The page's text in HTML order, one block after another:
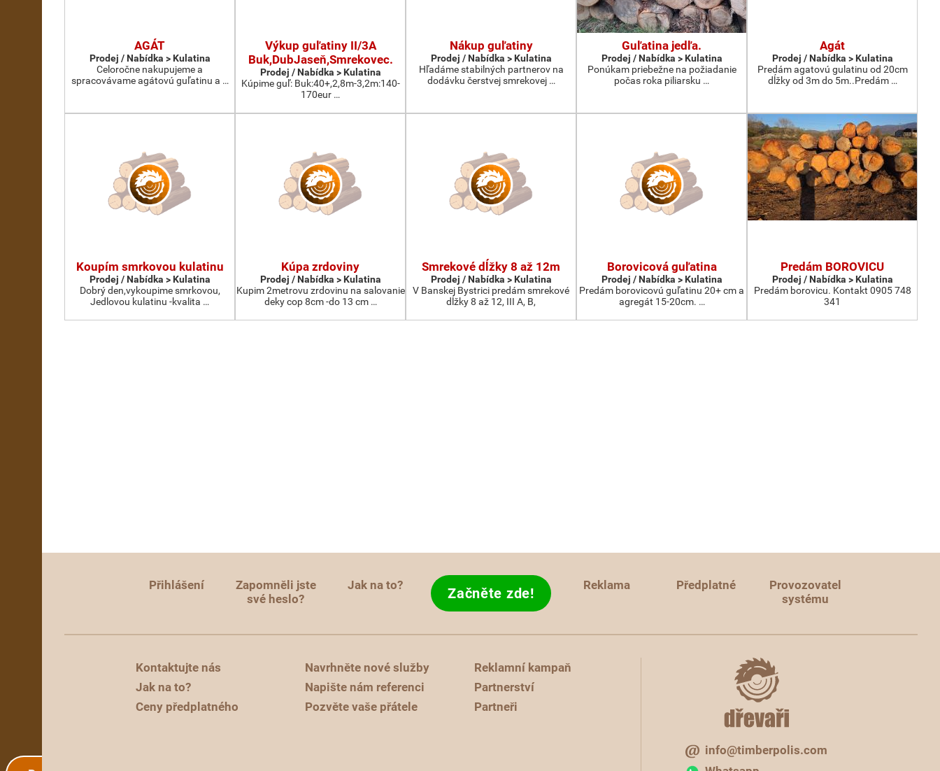
AGÁT
Prodej / Nabídka > Kulatina
Celoročne nakupujeme a
spracovávame agátovú guľatinu a …
Výkup guľatiny II/3A
Buk,DubJaseň,Smrekovec.
Prodej / Nabídka > Kulatina
Kúpime guľ: Buk:40+,2,8m-3,2m:140-
170eur …
Nákup guľatiny
Prodej / Nabídka > Kulatina
Hľadáme stabilných partnerov na
dodávku čerstvej smrekovej …
Guľatina jedľa.
Prodej / Nabídka > Kulatina
Ponúkam priebežne na požiadanie
počas roka piliarsku …
Agát
Prodej / Nabídka > Kulatina
Predám agatovú gulatinu od 20cm
dĺžky od 3m do 5m..Predám …
Koupím smrkovou kulatinu
Prodej / Nabídka > Kulatina
Dobrý den,vykoupime smrkovou,
Jedlovou kulatinu -kvalita …
Kúpa zrdoviny
Prodej / Nabídka > Kulatina
Kupim 2metrovu zrdovinu na salovanie
deky cop 8cm -do 13 cm …
Smrekové dĺžky 8 až 12m
Prodej / Nabídka > Kulatina
V Banskej Bystrici predám smrekové
dĺžky 8 až 12, III A, B,
Borovicová guľatina
Prodej / Nabídka > Kulatina
Predám borovicovú guľatinu 20+ cm a
agregát 15-20cm. …
Predám BOROVICU
Prodej / Nabídka > Kulatina
Predám borovicu. Kontakt 0905 748
341
Přihlášení
Zapomněli jste
své heslo?
Jak na to? Začněte zde! Reklama Předplatné
Provozovatel
systému
Kontaktujte nás
Jak na to?
Ceny předplatného
Navrhněte nové služby
Napište nám referenci
Pozvěte vaše přátele
Reklamní kampaň
Partnerství
Partneři
info@timberpolis.com